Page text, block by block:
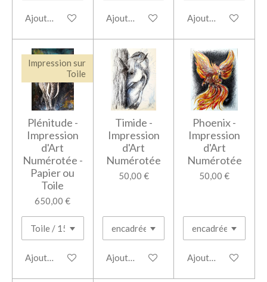
Ajouter au panier Ajouter au panier Ajouter au panier
Impression sur
Toile
Plénitude -
Impression
d'Art
Numérotée -
Papier ou
Toile
650,00 €
Ajouter au panier
Timide -
Impression
d'Art
Numérotée
50,00 €
Ajouter au panier
Phoenix -
Impression
d'Art
Numérotée
50,00 €
Ajouter au panier